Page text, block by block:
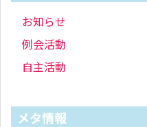
お知らせ
例会活動
自主活動
メタ情報